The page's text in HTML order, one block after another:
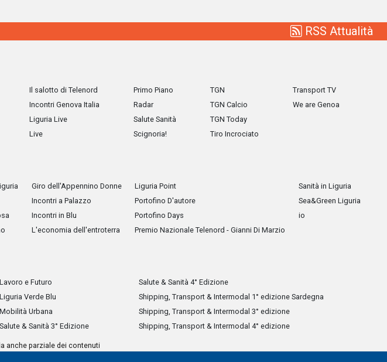
RSS Attualità
Il salotto di Telenord
Incontri Genova Italia
Liguria Live
Live
Primo Piano
Radar
Salute Sanità
Scignoria!
TGN
TGN Calcio
TGN Today
Tiro Incrociato
Transport TV
We are Genoa
Giro dell'Appennino Donne
Incontri a Palazzo
Incontri in Blu
L'economia dell'entroterra
Liguria Point
Portofino D'autore
Portofino Days
Premio Nazionale Telenord - Gianni Di Marzio
Sanità in Liguria
Sea&Green Liguria
io
Lavoro e Futuro
Liguria Verde Blu
Mobilità Urbana
Salute & Sanità 3° Edizione
Salute & Sanità 4° Edizione
Shipping, Transport & Intermodal 1° edizione Sardegna
Shipping, Transport & Intermodal 3° edizione
Shipping, Transport & Intermodal 4° edizione
anche parziale dei contenuti